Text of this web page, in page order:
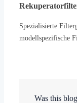
Spezialisierte
modellspezifische
Was this